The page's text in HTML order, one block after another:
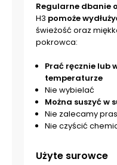
Regularne dbanie
H3 pomoże
świeżość oraz
pokrowca:
Prać ręcznie lub
temperaturze
Nie wybielać
Można suszyć w
Nie zalecamy
Nie czyścić
Użyte surowce